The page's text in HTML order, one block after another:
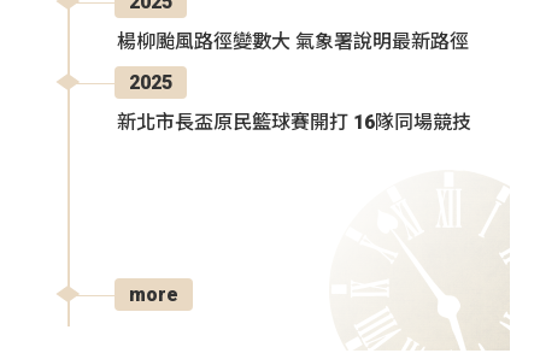
楊柳颱風路徑變數大 氣象署說明最新路徑
2025
新北市長盃原民籃球賽開打 16隊同場競技
more